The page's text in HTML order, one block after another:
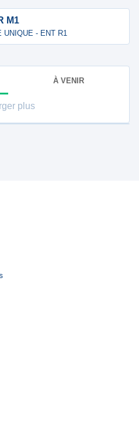
M1
UNIQUE - ENT R1
À VENIR
plus